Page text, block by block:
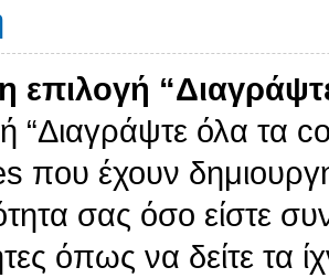
η επιλογή
“Διαγράψτε όλα τα
που έχουν
σας όσο είστε
όπως να δείτε τα